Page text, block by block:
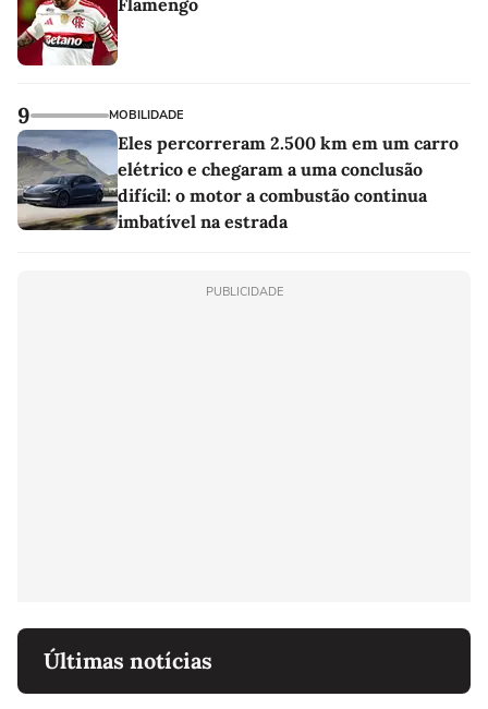
9 MOBILIDADE
Eles percorreram 2.500 km em um carro
elétrico e chegaram a uma conclusão
difícil: o motor a combustão continua
imbatível na estrada
PUBLICIDADE
Últimas notícias